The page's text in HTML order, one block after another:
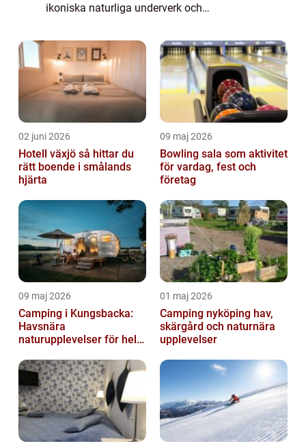
ikoniska naturliga underverk och
upptäcka fantastiska vyer, pittoreska öar...
02 juni 2026
Hotell växjö så hittar du
rätt boende i smålands
hjärta
09 maj 2026
Bowling sala som aktivitet
för vardag, fest och
företag
09 maj 2026
Camping i Kungsbacka:
Havsnära
naturupplevelser för hela
01 maj 2026
Camping nyköping hav,
skärgård och naturnära
upplevelser